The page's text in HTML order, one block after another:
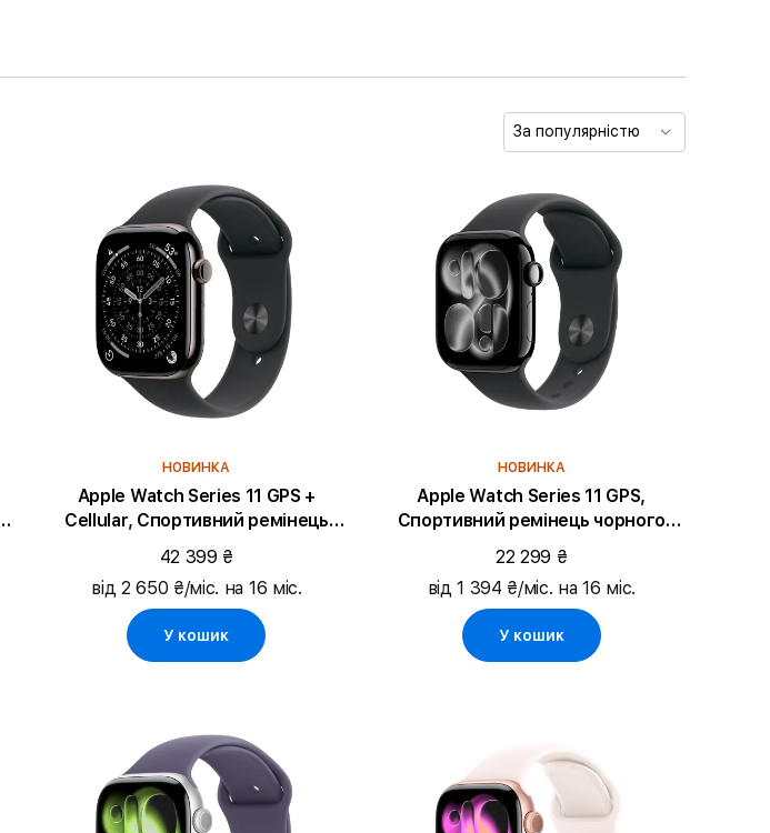
За популярністю
НОВИНКА
Apple Watch Series 11 GPS +
Cellular, Спортивний ремінець
чорного кольору, S/M, 46mm, Slate
Titanium
42 399 ₴
від 2 650 ₴/міс. на 16 міс.
У кошик
НОВИНКА
Apple Watch Series 11 GPS,
Спортивний ремінець чорного
кольору, S/M, 42mm, Jet Black
Aluminium
22 299 ₴
від 1 394 ₴/міс. на 16 міс.
У кошик